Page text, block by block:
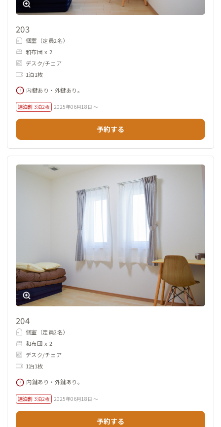
203
個室（定員2名）
和布団 x 2
デスク/チェア
1泊1枚
内鍵あり・外鍵あり。
連泊割 3泊2枚 2025年06月18日 ～
予約する
204
個室（定員2名）
和布団 x 2
デスク/チェア
1泊1枚
内鍵あり・外鍵あり。
連泊割 3泊2枚 2025年06月18日 ～
予約する